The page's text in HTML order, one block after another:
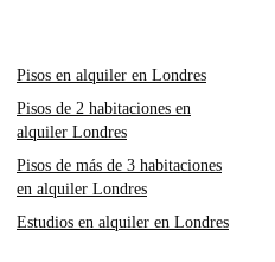
Pisos en alquiler en Londres
Pisos de 2 habitaciones en
alquiler Londres
Pisos de más de 3 habitaciones
en alquiler Londres
Estudios en alquiler en Londres